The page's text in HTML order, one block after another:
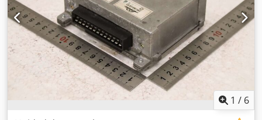
1 / 6